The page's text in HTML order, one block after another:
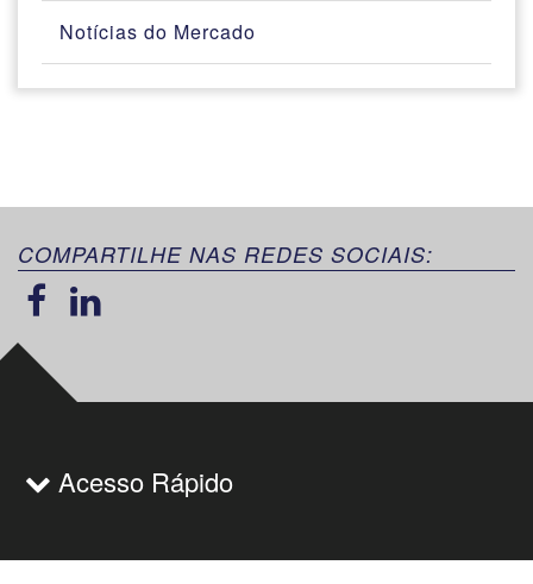
Notícias do Mercado
COMPARTILHE NAS REDES SOCIAIS:
Acesso Rápido